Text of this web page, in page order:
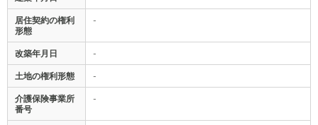
居住契約の権利
形態
-
改築年月日 -
土地の権利形態 -
介護保険事業所
番号
-